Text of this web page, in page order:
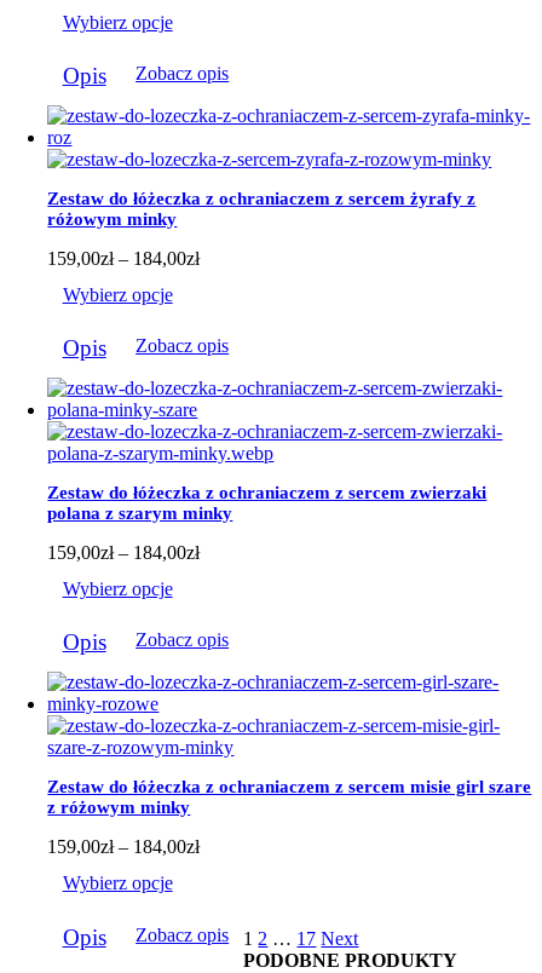
do
Wybierz opcje
produkt
ma
wiele
wariantów.
Opcje
można
wybrać
na
stronie
Opis Zobacz opis
Zestaw do łóżeczka z ochraniaczem z sercem żyrafy z
różowym minky
159,00zł – 184,00złZakres
do
Wybierz opcje
produkt
ma
wiele
wariantów.
Opcje
można
wybrać
na
stronie
produktu
Opis Zobacz opis
Zestaw do łóżeczka z ochraniaczem z sercem zwierzaki
polana z szarym minky
159,00zł – 184,00złZakres
do
Wybierz opcje
produkt
ma
wiele
wariantów.
Opcje
można
wybrać
na
stronie
produktu
Opis Zobacz opis
Zestaw do łóżeczka z ochraniaczem z sercem misie girl szare
z różowym minky
159,00zł – 184,00złZakres
do
184,00zł
Wybierz opcje
produkt
Opis Zobacz opis 1 2 … 17 Next
PODOBNE PRODUKTY